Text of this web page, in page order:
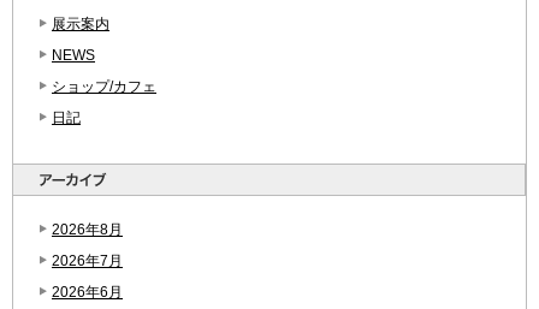
展示案内
NEWS
ショップ/カフェ
日記
2026年8月
2026年7月
2026年6月